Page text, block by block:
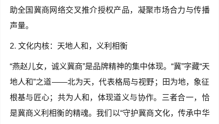
助全国冀商网络交叉推介授权产品，凝聚市场合力与传播
声量。
2. 文化内核：天地人和，义利相衡
“燕赵儿女，诚义冀商”是品牌精神的集中体现。“冀”字藏“天
地人和”之道——北为天，代表格局与视野；田为地，象征
根基与匠心；共为人和，体现道义与协作。三者合一，恰
是冀商义利相衡的精魂。我们以“守护冀商文化，传承中华